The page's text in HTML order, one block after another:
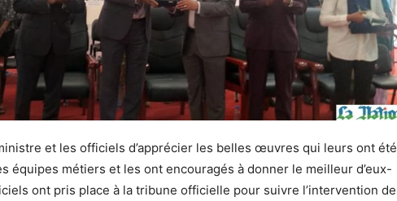
et les officiels d’apprécier les belles œuvres qui leurs ont été
équipes métiers et les ont encouragés à donner le meilleur d’eux-
ont pris place à la tribune officielle pour suivre l’intervention de